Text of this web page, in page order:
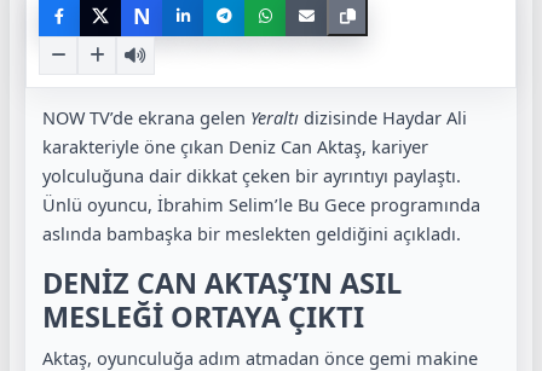
N
NOW TV’de ekrana gelen Yeraltı dizisinde Haydar Ali
karakteriyle öne çıkan Deniz Can Aktaş, kariyer
yolculuğuna dair dikkat çeken bir ayrıntıyı paylaştı.
Ünlü oyuncu, İbrahim Selim’le Bu Gece programında
aslında bambaşka bir meslekten geldiğini açıkladı.
DENİZ CAN AKTAŞ’IN ASIL
MESLEĞİ ORTAYA ÇIKTI
Aktaş, oyunculuğa adım atmadan önce gemi makine